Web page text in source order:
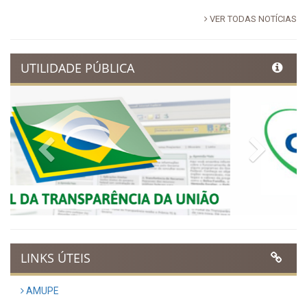
Ibimirim inicia contagem
regressiva para o Dia
Publicado em: 9 de março de 2026
VER TODAS NOTÍCIAS
UTILIDADE PÚBLICA
Previous Next